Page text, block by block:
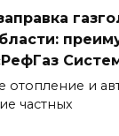
отопление и
частных